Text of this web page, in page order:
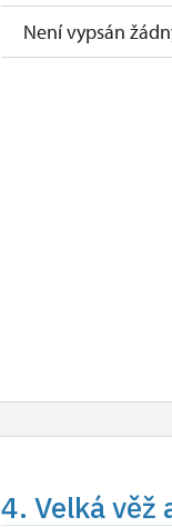
Není vypsán
4. Velká věž